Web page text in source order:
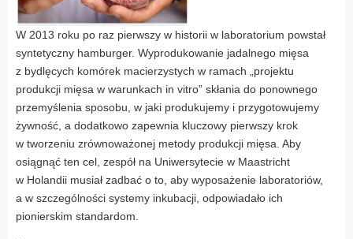
W 2013 roku po raz pierwszy w historii w laboratorium powstał
syntetyczny hamburger. Wyprodukowanie jadalnego mięsa
z bydlęcych komórek macierzystych w ramach „projektu
produkcji mięsa w warunkach in vitro” skłania do ponownego
przemyślenia sposobu, w jaki produkujemy i przygotowujemy
żywność, a dodatkowo zapewnia kluczowy pierwszy krok
w tworzeniu zrównoważonej metody produkcji mięsa. Aby
osiągnąć ten cel, zespół na Uniwersytecie w Maastricht
w Holandii musiał zadbać o to, aby wyposażenie laboratoriów,
a w szczególności systemy inkubacji, odpowiadało ich
pionierskim standardom.